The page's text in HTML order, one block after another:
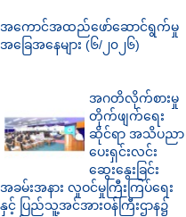
အကောင်အထည်ဖော်ဆောင်ရွက်မှု
အခြေအနေများ (၆/၂၀၂၆)
အဂတိလိုက်စားမှု
တိုက်ဖျက်ရေး
ဆိုင်ရာ အသိပညာ
ပေးရှင်းလင်း
ဆွေးနွေးခြင်း
အခမ်းအနား လူဝင်မှုကြီးကြပ်ရေး
နှင့် ပြည်သူ့အင်အားဝန်ကြီးဌာန၌